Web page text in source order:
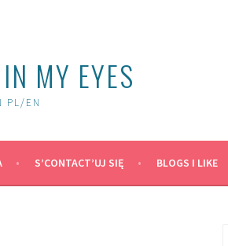
MY EYES
PL/EN
S’CONTACT’UJ SIĘ BLOGS I LIKE